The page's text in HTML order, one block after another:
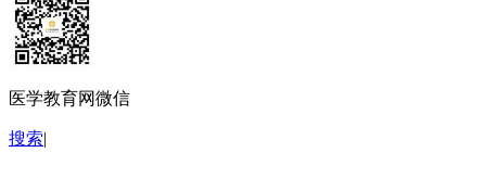
医学教育网微信
搜索|